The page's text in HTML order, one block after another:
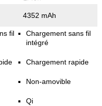
4352 mAh
fil
Chargement sans fil
intégré
Chargement rapide
Non-amovible
Qi